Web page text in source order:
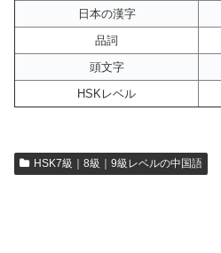
日本の漢字
品詞
頭文字
HSKレベル
HSK7級｜8級｜9級レベルの中国語